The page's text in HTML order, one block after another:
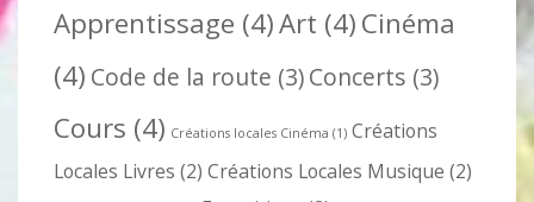
Apprentissage (4)Art (4) Cinéma
(4) Code de la route (3)Concerts (3)
Cours (4) Créations locales Cinéma (1) Créations
Locales Livres (2) Créations Locales Musique (2)